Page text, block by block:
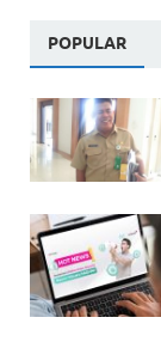
POPULAR